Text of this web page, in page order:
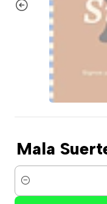
Mala
Cantidad